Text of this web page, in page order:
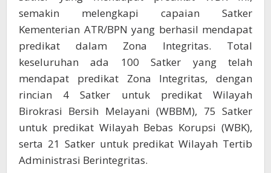
semakin melengkapi capaian Satker
Kementerian ATR/BPN yang berhasil mendapat
predikat dalam Zona Integritas. Total
keseluruhan ada 100 Satker yang telah
mendapat predikat Zona Integritas, dengan
rincian 4 Satker untuk predikat Wilayah
Birokrasi Bersih Melayani (WBBM), 75 Satker
untuk predikat Wilayah Bebas Korupsi (WBK),
serta 21 Satker untuk predikat Wilayah Tertib
Administrasi Berintegritas.